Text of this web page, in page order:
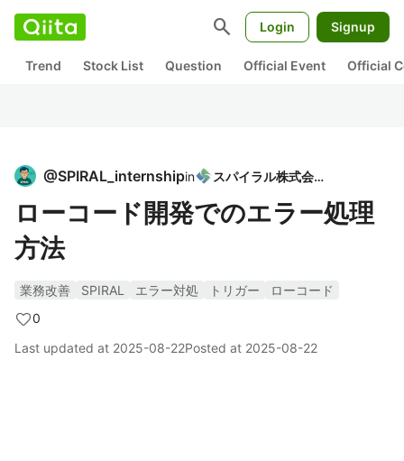
search Login Signup
Trend Stock List Question Official Event Official
@SPIRAL_internshipin スパイラル株式会社
ローコード開発でのエラー処理
方法
業務改善 SPIRAL エラー対処 トリガー
ローコード
0
Last updated at 2025-08-22Posted at 2025-08-22